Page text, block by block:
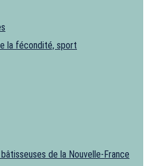
la fécondité, sport
de la Nouvelle-France